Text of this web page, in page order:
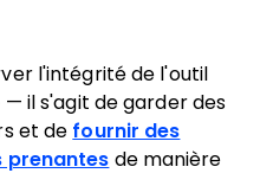
l'intégrité de l'outil
il s'agit de garder des
et de fournir des
prenantes de manière